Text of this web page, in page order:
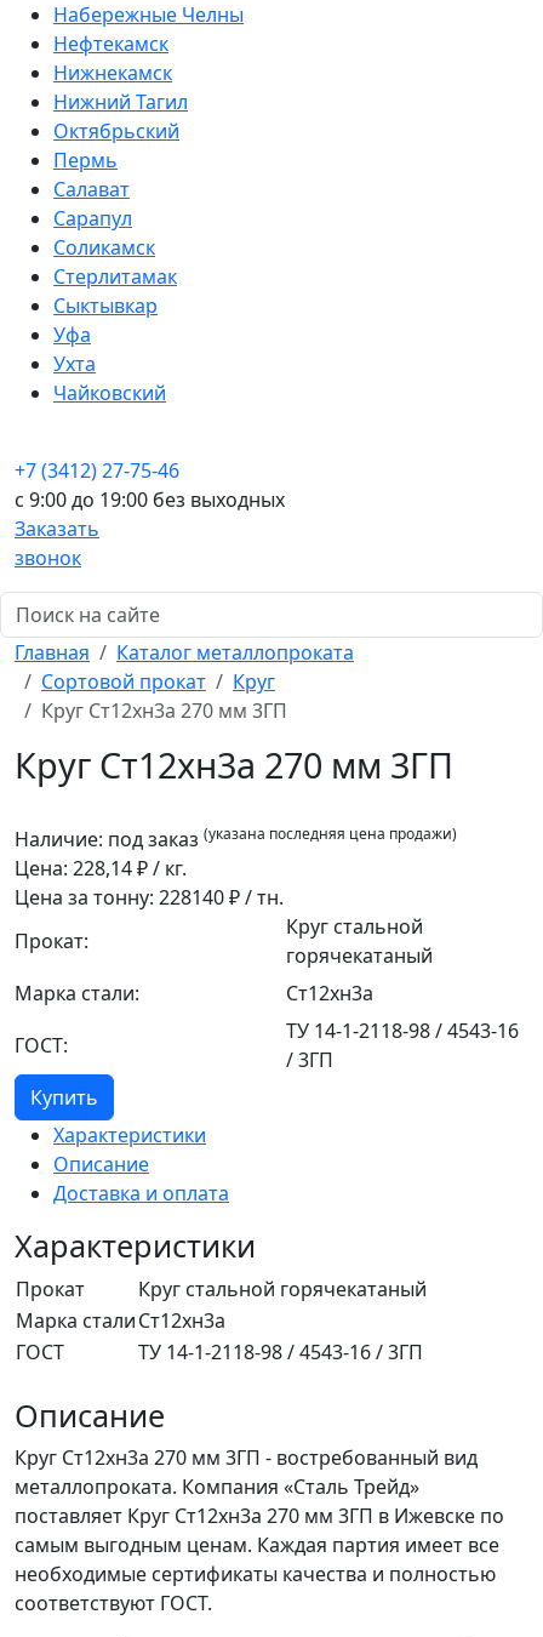
Набережные Челны
Нефтекамск
Нижнекамск
Нижний Тагил
Октябрьский
Пермь
Салават
Сарапул
Соликамск
Стерлитамак
Сыктывкар
Уфа
Ухта
Чайковский
+7 (3412) 27-75-46
c 9:00 до 19:00 без выходных
Заказать
звонок
Главная
Каталог металлопроката
Сортовой прокат
Круг
Круг Ст12хн3а 270 мм 3ГП
Круг Ст12хн3а 270 мм 3ГП
Наличие: под заказ (указана последняя цена продажи)
Цена: 228,14₽ / кг.
Цена за тонну: 228140₽ / тн.
Прокат:
Круг стальной
горячекатаный
Марка стали:
Ст12хн3а
ГОСТ:
ТУ 14-1-2118-98 / 4543-16
/ 3ГП
Купить
Характеристики
Описание
Доставка и оплата
Характеристики
Прокат
Круг стальной горячекатаный
Марка сталиСт12хн3а
ГОСТ
ТУ 14-1-2118-98 / 4543-16 / 3ГП
Описание
Круг Ст12хн3а 270 мм 3ГП - востребованный вид
металлопроката. Компания «Сталь Трейд»
поставляет Круг Ст12хн3а 270 мм 3ГП в Ижевске по
самым выгодным ценам. Каждая партия имеет все
необходимые сертификаты качества и полностью
соответствуют ГОСТ.